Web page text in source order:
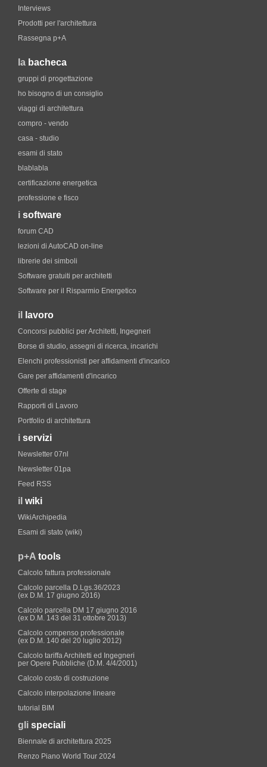
Interviews
Prodotti per l'architettura
Rassegna p+A
la bacheca
gruppi di progettazione
ho bisogno di un consiglio
viaggi di architettura
compro - vendo
casa - studio
esami di stato
blablabla
certificazione energetica
professione e fisco
i software
forum CAD
lezioni di AutoCAD on-line
librerie dei simboli
Software gratuiti per architetti
Software per il Risparmio Energetico
il lavoro
Concorsi pubblici per Architetti, Ingegneri
Borse di studio, assegni di ricerca, incarichi
Elenchi professionisti per affidamenti d'incarico
Gare per affidamenti d'incarico
Offerte di stage
Rapporti di Lavoro
Portfolio di architettura
i servizi
Newsletter 07nl
Newsletter 01pa
Feed RSS
il wiki
WikiArchipedia
Esami di stato (wiki)
p+A tools
Calcolo fattura professionale
Calcolo parcella D.Lgs.36/2023
(ex D.M. 17 giugno 2016)
Calcolo parcella DM 17 giugno 2016
(ex D.M. 143 del 31 ottobre 2013)
Calcolo compenso professionale
(ex D.M. 140 del 20 luglio 2012)
Calcolo tariffa Architetti ed Ingegneri
per Opere Pubbliche (D.M. 4/4/2001)
Calcolo costo di costruzione
Calcolo interpolazione lineare
tutorial BIM
gli speciali
Biennale di architettura 2025
Renzo Piano World Tour 2024